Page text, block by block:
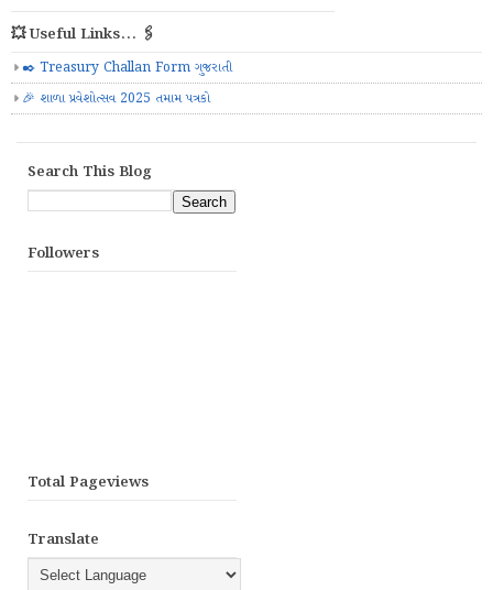
💥 Useful Links... 🖇️
✒️ Treasury Challan Form ગુજરાતી
🎉 શાળા પ્રવેશોત્સવ 2025 તમામ પત્રકો
Search This Blog
Followers
Total Pageviews
Translate